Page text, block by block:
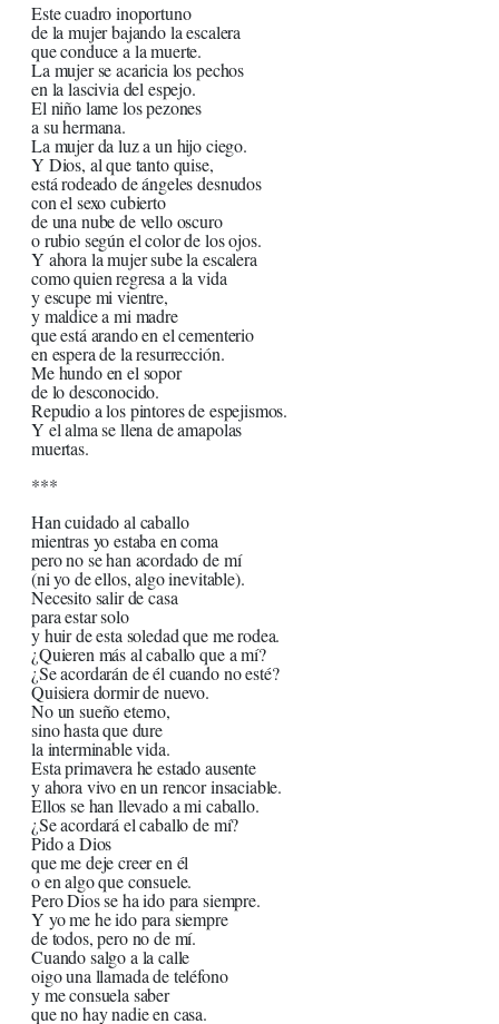
Este cuadro inoportuno
de la mujer bajando la escalera
que conduce a la muerte.
La mujer se acaricia los pechos
en la lascivia del espejo.
El niño lame los pezones
a su hermana.
La mujer da luz a un hijo ciego.
Y Dios, al que tanto quise,
está rodeado de ángeles desnudos
con el sexo cubierto
de una nube de vello oscuro
o rubio según el color de los ojos.
Y ahora la mujer sube la escalera
como quien regresa a la vida
y escupe mi vientre,
y maldice a mi madre
que está arando en el cementerio
en espera de la resurrección.
Me hundo en el sopor
de lo desconocido.
Repudio a los pintores de espejismos.
Y el alma se llena de amapolas
muertas.
***
Han cuidado al caballo
mientras yo estaba en coma
pero no se han acordado de mí
(ni yo de ellos, algo inevitable).
Necesito salir de casa
para estar solo
y huir de esta soledad que me rodea.
¿Quieren más al caballo que a mí?
¿Se acordarán de él cuando no esté?
Quisiera dormir de nuevo.
No un sueño eterno,
sino hasta que dure
la interminable vida.
Esta primavera he estado ausente
y ahora vivo en un rencor insaciable.
Ellos se han llevado a mi caballo.
¿Se acordará el caballo de mí?
Pido a Dios
que me deje creer en él
o en algo que consuele.
Pero Dios se ha ido para siempre.
Y yo me he ido para siempre
de todos, pero no de mí.
Cuando salgo a la calle
oigo una llamada de teléfono
y me consuela saber
que no hay nadie en casa.